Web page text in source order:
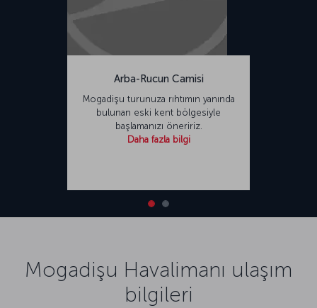
Arba-Rucun Camisi
Mogadişu turunuza rıhtımın yanında
bulunan eski kent bölgesiyle
başlamanızı öneririz.
Daha fazla bilgi
Mogadişu Havalimanı ulaşım
bilgileri